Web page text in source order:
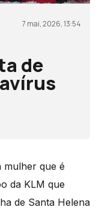
7 mai, 2026, 13:54
de
mulher que é
da KLM que
de Santa Helena